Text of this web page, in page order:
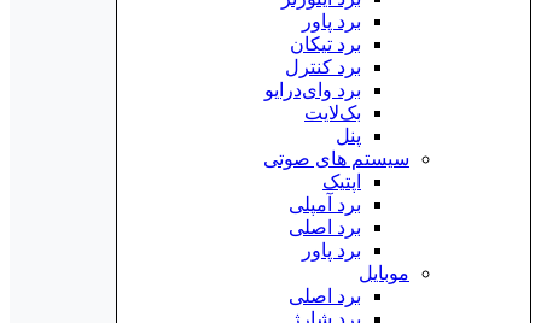
برد پاور
برد تیکان
برد کنترل
برد وای‌درایو
بک‌لایت
پنل
سیستم های صوتی
اپتیک
برد آمپلی
برد اصلی
برد پاور
موبایل
برد اصلی